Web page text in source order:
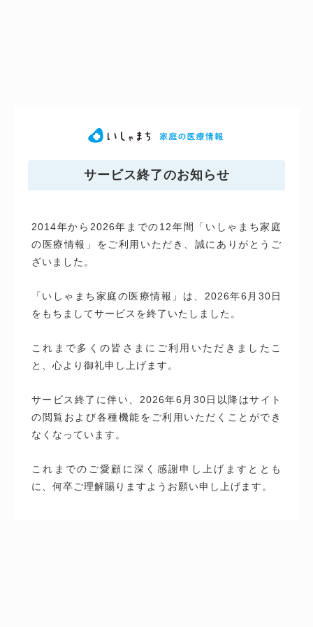
サービス終了のお知らせ
2014年から2026年までの12年間「いしゃまち家庭
の医療情報」をご利用いただき、誠にありがとうご
ざいました。
「いしゃまち家庭の医療情報」は、2026年6月30日
をもちましてサービスを終了いたしました。
これまで多くの皆さまにご利用いただきましたこ
と、心より御礼申し上げます。
サービス終了に伴い、2026年6月30日以降はサイト
の閲覧および各種機能をご利用いただくことができ
なくなっています。
これまでのご愛顧に深く感謝申し上げますととも
に、何卒ご理解賜りますようお願い申し上げます。